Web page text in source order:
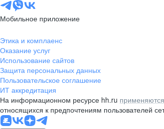
Мобильное приложение
Этика и комплаенс
Оказание услуг
Использование сайтов
Защита персональных данных
Пользовательское соглашение
ИТ аккредитация
На информационном ресурсе hh.ru
относящихся к предпочтениям пользователей